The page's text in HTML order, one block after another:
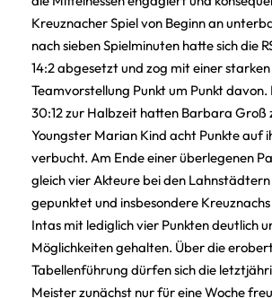
Kreuznacher Spiel von Beginn an
nach sieben Spielminuten hatte sich die
14:2 abgesetzt und zog mit einer starken
Teamvorstellung Punkt um Punkt davon.
30:12 zur Halbzeit hatten Barbara Groß
Youngster Marian Kind acht Punkte auf
verbucht. Am Ende einer überlegenen
gleich vier Akteure bei den
gepunktet und insbesondere
Intas mit lediglich vier Punkten deutlich
Möglichkeiten gehalten. Über die
Tabellenführung dürfen sich die
Meister zunächst nur für eine Woche